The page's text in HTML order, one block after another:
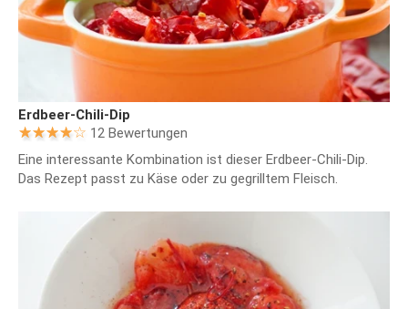
Erdbeer-Chili-Dip
12 Bewertungen
Eine interessante Kombination ist dieser Erdbeer-Chili-Dip.
Das Rezept passt zu Käse oder zu gegrilltem Fleisch.